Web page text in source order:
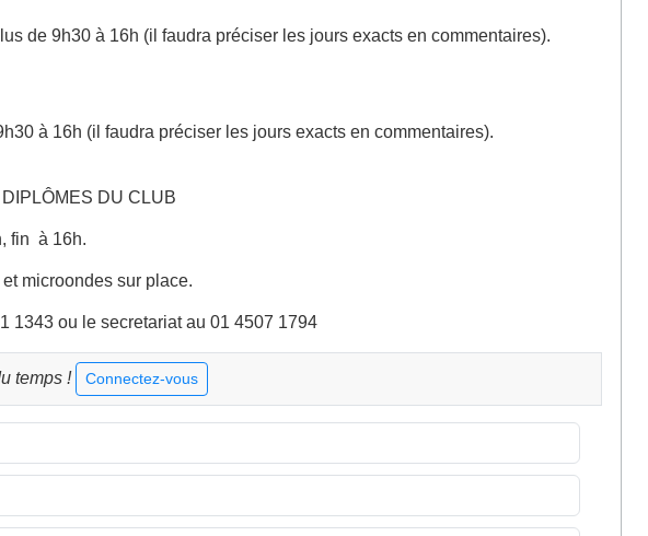
de 9h30 à 16h (il faudra préciser les jours exacts en commentaires).
à 16h (il faudra préciser les jours exacts en commentaires).
DU CLUB
fin à 16h.
microondes sur place.
1343 ou le secretariat au 01 4507 1794
temps ! Connectez-vous